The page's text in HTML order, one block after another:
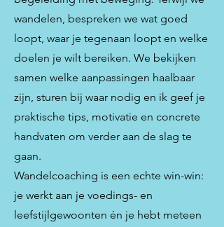
wandelen, bespreken we wat goed
loopt, waar je tegenaan loopt en welke
doelen je wilt bereiken. We bekijken
samen welke aanpassingen haalbaar
zijn, sturen bij waar nodig en ik geef je
praktische tips, motivatie en concrete
handvaten om verder aan de slag te
gaan.
Wandelcoaching is een echte win-win:
je werkt aan je voedings- en
leefstijlgewoonten én je hebt meteen